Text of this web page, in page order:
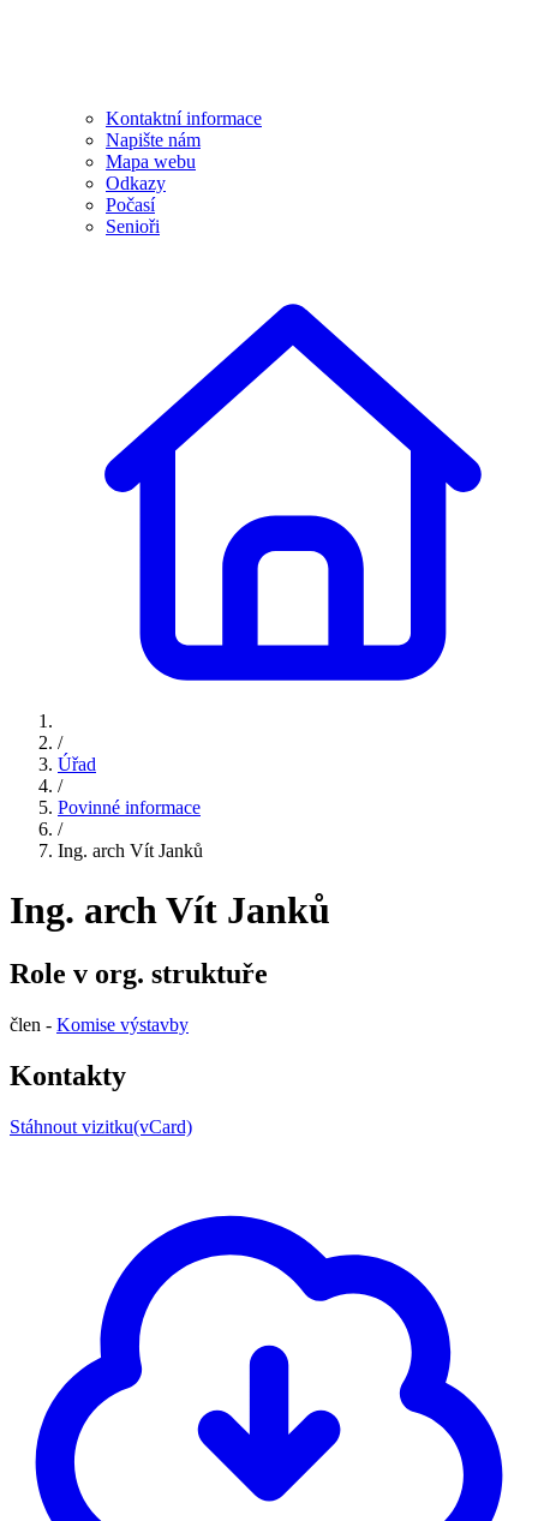
Kontaktní informace
Napište nám
Mapa webu
Odkazy
Počasí
Senioři
/
Úřad
/
Povinné informace
/
Ing. arch Vít Janků
Ing. arch Vít Janků
Role v org. struktuře
člen - Komise výstavby
Kontakty
Stáhnout vizitku(vCard)